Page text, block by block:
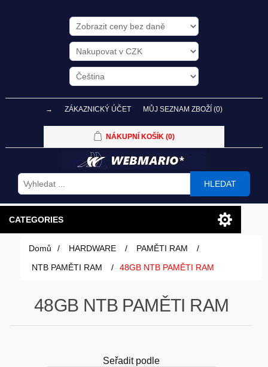
→ ZÁKAZNICKÝ ÚČET MŮJ SEZNAM ZBOŽÍ (0)
NÁKUPNÍ KOŠÍK (0)
HLEDAT
CATEGORIES
PC SESTAVY
Domů / HARDWARE / PAMĚTI RAM
/
NTB PAMĚTI RAM
/ 48GB NTB PAMĚTI RAM
48GB NTB PAMĚTI RAM
Seřadit podle